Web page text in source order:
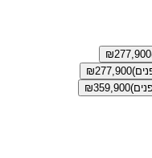
₪277,900
₪277,900
₪359,900